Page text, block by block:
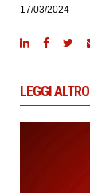
17/03/2024
LEGGI ALTRO